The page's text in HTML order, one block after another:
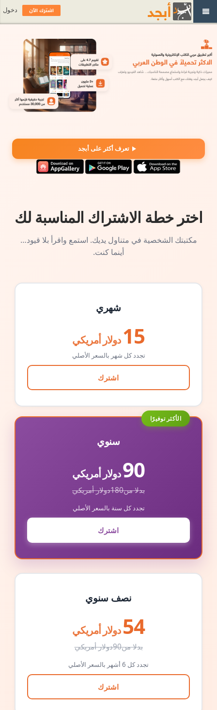
تعرف أكثر على أبجد
اختر خطة الاشتراك المناسبة لك
مكتبتك الشخصية في متناول يديك. استمع واقرأ بلا قيود…
أينما كنت.
شهري
15 دولار أمريكي
تجدد كل شهر بالسعر الأصلي
اشترك
الأكثر توفيرًا
سنوي
90دولار أمريكي
بدلا من180دولار أمريكي
تجدد كل سنة بالسعر الأصلي
اشترك
نصف سنوي
54 دولار أمريكي
بدلا من90دولار أمريكي
تجدد كل 6 أشهر بالسعر الأصلي
اشترك
اشترك الآن دخول